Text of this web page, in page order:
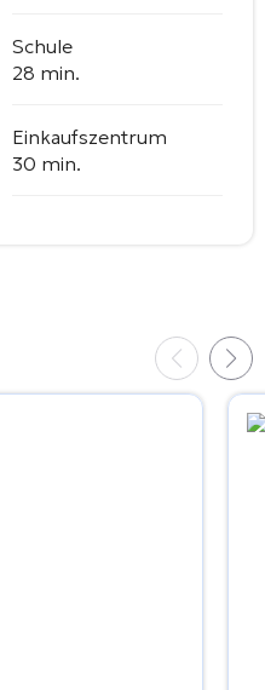
Schule
28 min.
Einkaufszentrum
30 min.